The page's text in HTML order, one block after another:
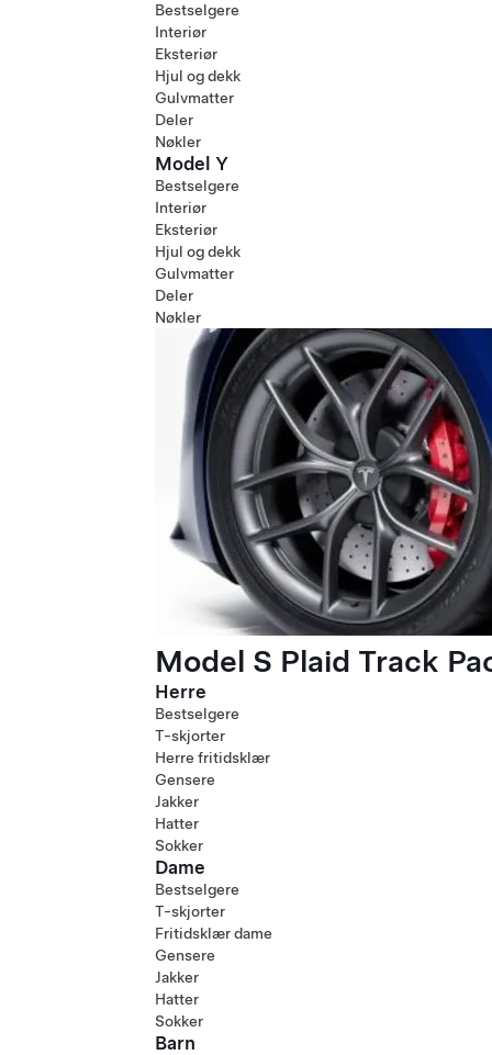
Bestselgere
Interiør
Eksteriør
Hjul og dekk
Gulvmatter
Deler
Nøkler
Model Y
Bestselgere
Interiør
Eksteriør
Hjul og dekk
Gulvmatter
Deler
Nøkler
Model S Plaid Track
Herre
Bestselgere
T-skjorter
Herre fritidsklær
Gensere
Jakker
Hatter
Sokker
Dame
Bestselgere
T-skjorter
Fritidsklær dame
Gensere
Jakker
Hatter
Sokker
Barn